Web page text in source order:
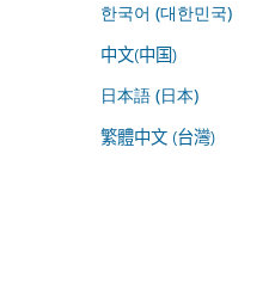
한국어 (대한민국)
中文(中国)
日本語 (日本)
繁體中文 (台灣)